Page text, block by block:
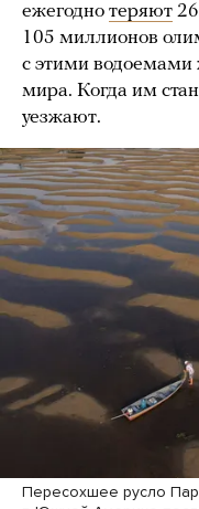
ежегодно теряют
105 миллионов
с этими водоемами
мира. Когда им
уезжают.
Пересохшее русло